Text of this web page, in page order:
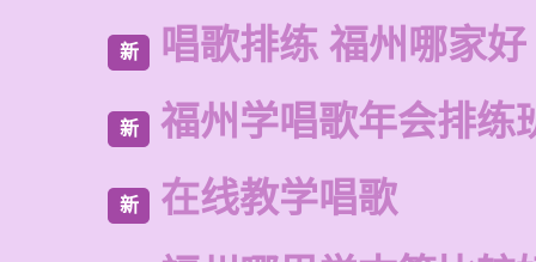
新 唱歌排练 福州哪家好
新 福州学唱歌年会排练
新 在线教学唱歌